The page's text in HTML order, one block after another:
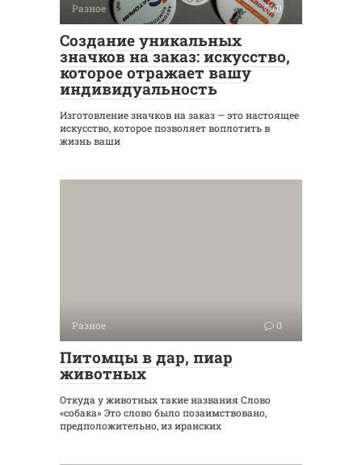
Разное 0
Создание уникальных
значков на заказ: искусство,
которое отражает вашу
индивидуальность
Изготовление значков на заказ — это настоящее
искусство, которое позволяет воплотить в
жизнь ваши
Разное 0
Питомцы в дар, пиар
животных
Откуда у животных такие названия Слово
«собака» Это слово было позаимствовано,
предположительно, из иранских